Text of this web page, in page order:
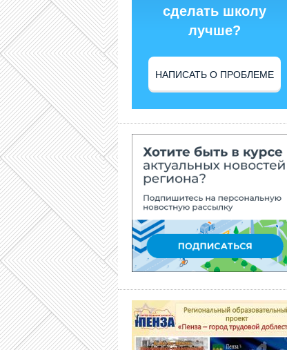
сделать школу
лучше?
НАПИСАТЬ О ПРОБЛЕМЕ